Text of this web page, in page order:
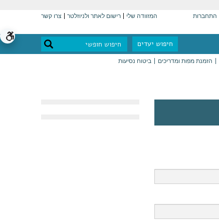
התחברות המזוודה שלי רישום לאתר ולניוזלטר צרו קשר
חיפוש יעדים
הזמנת מפות ומדריכים ביטוח נסיעות